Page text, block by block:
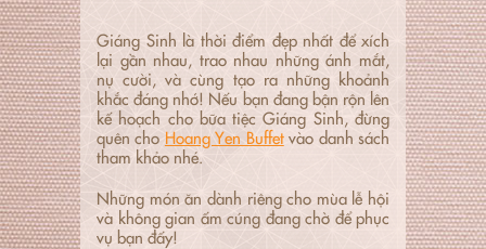
Giáng Sinh là thời điểm đẹp nhất để xích
lại gần nhau, trao nhau những ánh mắt,
nụ cười, và cùng tạo ra những khoảnh
khắc đáng nhớ! Nếu bạn đang bận rộn lên
kế hoạch cho bữa tiệc Giáng Sinh, đừng
quên cho Hoang Yen Buffetvào danh sách
tham khảo nhé.
Những món ăn dành riêng cho mùa lễ hội
và không gian ấm cúng đang chờ để phục
vụ bạn đấy!